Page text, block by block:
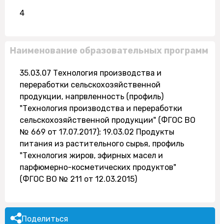
4
Наименование образовательных программ
35.03.07 Технология производства и
переработки сельскохозяйственной
продукции, напрвленность (профиль)
"Технология производства и переработки
сельскохозяйственной продукции" (ФГОС ВО
№ 669 от 17.07.2017); 19.03.02 Продукты
питания из растительного сырья, профиль
"Технология жиров, эфирных масел и
парфюмерно-косметических продуктов"
(ФГОС ВО № 211 от 12.03.2015)
Поделиться